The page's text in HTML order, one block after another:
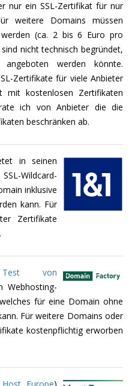
nur ein SSL-Zertifikat für nur
weitere Domains müssen
(ca. 2 bis 6 Euro pro
nicht technisch begründet,
angeboten werden könnte.
Zertifikate für viele Anbieter
kostenlosen Zertifikaten
ich von Anbieter die die
beschränken ab.
in seinen
Wildcard-
inklusive
kann. Für
Zertifikate
von
Webhosting-
für eine Domain ohne
Für weitere Domains oder
kostenpflichtig erworben